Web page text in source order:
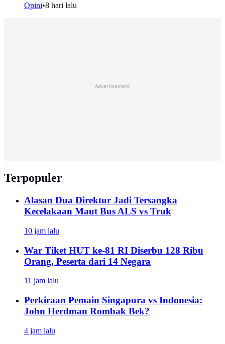
Opini•8 hari lalu
Advertisement
Terpopuler
Alasan Dua Direktur Jadi Tersangka
Kecelakaan Maut Bus ALS vs Truk
10 jam lalu
War Tiket HUT ke-81 RI Diserbu 128 Ribu
Orang, Peserta dari 14 Negara
11 jam lalu
Perkiraan Pemain Singapura vs Indonesia:
John Herdman Rombak Bek?
4 jam lalu